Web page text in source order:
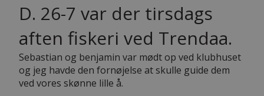
D. 26-7 var der tirsdags
aften fiskeri ved Trendaa.
Sebastian og benjamin var mødt op ved klubhuset
og jeg havde den fornøjelse at skulle guide dem
ved vores skønne lille å.